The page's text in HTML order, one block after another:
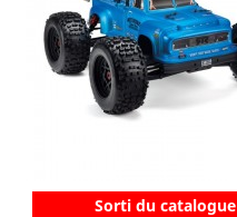
Sorti du catalogue